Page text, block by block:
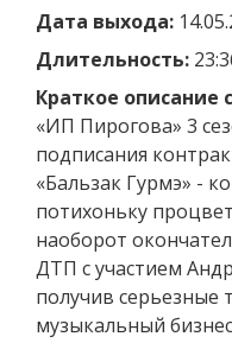
Дата выхода:
Длительность:
Краткое описание
«ИП Пирогова» 3
подписания
«Бальзак Гурмэ» -
потихоньку
наоборот
ДТП с участием
получив серьезные
музыкальный